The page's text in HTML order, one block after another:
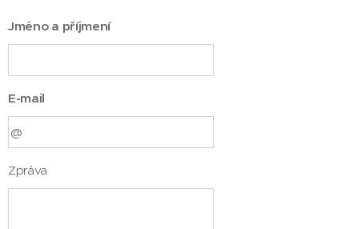
Jméno a příjmení
E-mail
Zpráva